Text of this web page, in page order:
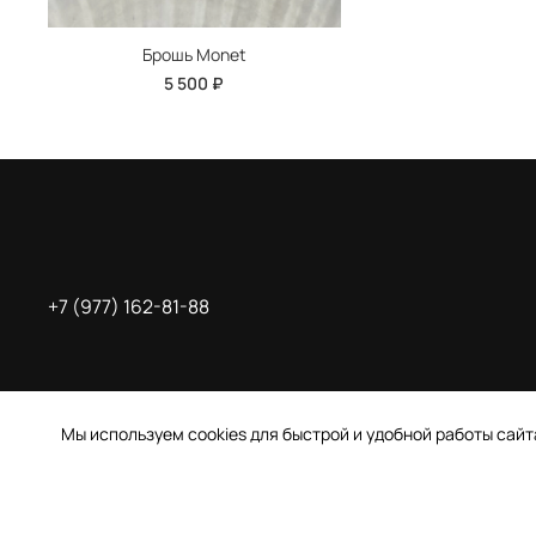
Брошь Monet
5 500 ₽
+7 (977) 162-81-88
Мы используем cookies для быстрой и удобной работы